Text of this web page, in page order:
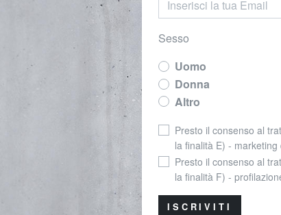
Sesso
Uomo
Donna
Altro
Presto il consenso al
la finalità E) - marketing
Presto il consenso al
la finalità F) -
ISCRIVITI